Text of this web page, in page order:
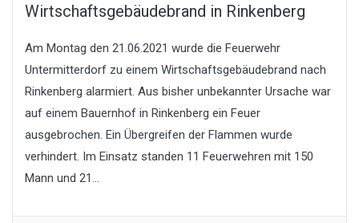
Wirtschaftsgebäudebrand in Rinkenberg
Am Montag den 21.06.2021 wurde die Feuerwehr
Untermitterdorf zu einem Wirtschaftsgebäudebrand nach
Rinkenberg alarmiert. Aus bisher unbekannter Ursache war
auf einem Bauernhof in Rinkenberg ein Feuer
ausgebrochen. Ein Übergreifen der Flammen wurde
verhindert. Im Einsatz standen 11 Feuerwehren mit 150
Mann und 21...